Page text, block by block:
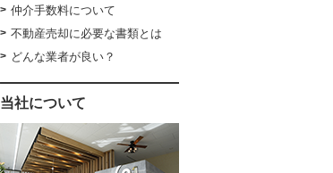
仲介手数料について
不動産売却に必要な書類とは
どんな業者が良い？
当社について